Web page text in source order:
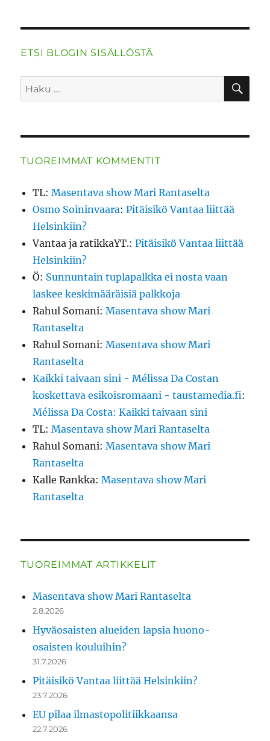
ETSI BLOGIN SISÄLLÖSTÄ
Etsi:
TUOREIMMAT KOMMENTIT
TL:Masentava show Mari Rantaselta
Osmo Soininvaara:Pitäisikö Vantaa liittää
Helsinkiin?
Vantaa ja ratikkaYT.:Pitäisikö Vantaa liittää
Helsinkiin?
Ö: Sunnuntain tuplapalkka ei nosta vaan
laskee keskimääräisiä palkkoja
Rahul Somani:Masentava show Mari
Rantaselta
Rahul Somani:Masentava show Mari
Rantaselta
Kaikki taivaan sini - Mélissa Da Costan
koskettava esikoisromaani - taustamedia.fi:
Mélissa Da Costa: Kaikki taivaan sini
TL:Masentava show Mari Rantaselta
Rahul Somani:Masentava show Mari
Rantaselta
Kalle Rankka:Masentava show Mari
Rantaselta
TUOREIMMAT ARTIKKELIT
Masentava show Mari Rantaselta
2.8.2026
Hyväosaisten alueiden lapsia huono-
osaisten kouluihin?
31.7.2026
Pitäisikö Vantaa liittää Helsinkiin?
23.7.2026
EU pilaa ilmastopolitiikkaansa
22.7.2026